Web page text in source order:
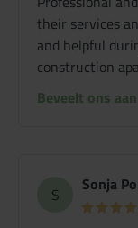
their services
and helpful
construction
Beveelt ons aan
S Sonja